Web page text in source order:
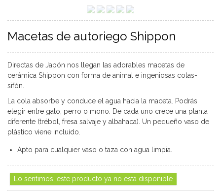
Macetas de autoriego Shippon
Directas de Japón nos llegan las adorables macetas de
cerámica Shippon con forma de animal e ingeniosas colas-
sifón.
La cola absorbe y conduce el agua hacia la maceta. Podrás
elegir entre gato, perro o mono. De cada uno crece una planta
diferente (trébol, fresa salvaje y albahaca). Un pequeño vaso de
plástico viene incluido.
Apto para cualquier vaso o taza con agua limpia.
Lo sentimos, este producto ya no está disponible